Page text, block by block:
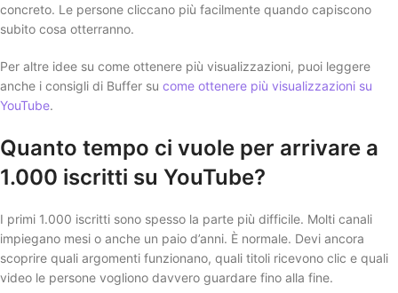
concreto. Le persone cliccano più facilmente quando capiscono
subito cosa otterranno.
Per altre idee su come ottenere più visualizzazioni, puoi leggere
anche i consigli di Buffer su come ottenere più visualizzazioni su
YouTube.
Quanto tempo ci vuole per arrivare a
1.000 iscritti su YouTube?
I primi 1.000 iscritti sono spesso la parte più difficile. Molti canali
impiegano mesi o anche un paio d’anni. È normale. Devi ancora
scoprire quali argomenti funzionano, quali titoli ricevono clic e quali
video le persone vogliono davvero guardare fino alla fine.